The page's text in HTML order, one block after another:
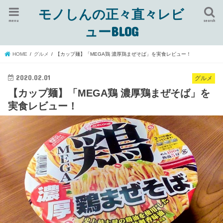
モノしんの正々直々レビ
ューBLOG
search
menu
HOME グルメ 【カップ麺】「MEGA鶏 濃厚鶏まぜそば」を実食レビュー！
グルメ
2020.02.01
【カップ麺】「MEGA鶏 濃厚鶏まぜそば」を
実食レビュー！